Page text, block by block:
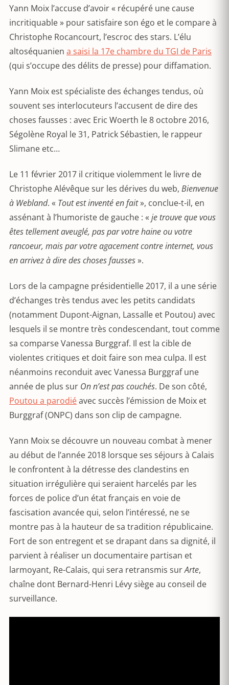
Yann Moix l’accuse d’avoir « récupéré une cause
incritiquable » pour satisfaire son égo et le compare à
Christophe Rocancourt, l’escroc des stars. L’élu
altoséquanien a saisi la 17e chambre du TGI de Paris
(qui s’occupe des délits de presse) pour diffamation.
Yann Moix est spécialiste des échanges tendus, où
souvent ses interlocuteurs l’accusent de dire des
choses fausses : avec Eric Woerth le 8 octobre 2016,
Ségolène Royal le 31, Patrick Sébastien, le rappeur
Slimane etc…
Le 11 février 2017 il critique violemment le livre de
Christophe Alévêque sur les dérives du web, Bienvenue
à Webland. « Tout est inventé en fait», conclue-t-il, en
assénant à l’humoriste de gauche : « je trouve que vous
êtes tellement aveuglé, pas par votre haine ou votre
rancoeur, mais par votre agacement contre internet, vous
en arrivez à dire des choses fausses».
Lors de la campagne présidentielle 2017, il a une série
d’échanges très tendus avec les petits candidats
(notamment Dupont-Aignan, Lassalle et Poutou) avec
lesquels il se montre très condescendant, tout comme
sa comparse Vanessa Burggraf. Il est la cible de
violentes critiques et doit faire son mea culpa. Il est
néanmoins reconduit avec Vanessa Burggraf une
année de plus sur On n’est pas couchés. De son côté,
Poutou a parodiéavec succès l’émission de Moix et
Burggraf (ONPC) dans son clip de campagne.
Yann Moix se découvre un nouveau combat à mener
au début de l’année 2018 lorsque ses séjours à Calais
le confrontent à la détresse des clandestins en
situation irrégulière qui seraient harcelés par les
forces de police d’un état français en voie de
fascisation avancée qui, selon l’intéressé, ne se
montre pas à la hauteur de sa tradition républicaine.
Fort de son entregent et se drapant dans sa dignité, il
parvient à réaliser un documentaire partisan et
larmoyant, Re-Calais, qui sera retransmis surArte,
chaîne dont Bernard-Henri Lévy siège au conseil de
surveillance.